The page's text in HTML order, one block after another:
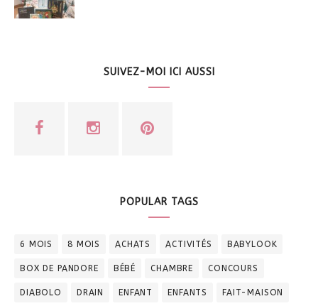
SUIVEZ-MOI ICI AUSSI
POPULAR TAGS
6 MOIS 8 MOIS ACHATS ACTIVITÉS BABYLOOK
BOX DE PANDORE BÉBÉ CHAMBRE CONCOURS
DIABOLO DRAIN ENFANT ENFANTS FAIT-MAISON